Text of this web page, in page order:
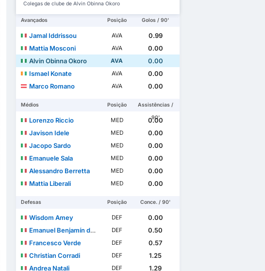
Colegas de clube de Alvin Obinna Okoro
Avançados Posição Golos / 90'
Jamal Iddrissou AVA
0.99
Mattia Mosconi
AVA
0.00
Alvin Obinna Okoro
AVA
0.00
Ismael Konate
AVA
0.00
Marco Romano
AVA 0.00
Médios Posição
Assistências /
90'
Lorenzo Riccio MED
0.00
Javison Idele
MED
0.00
Jacopo Sardo
MED
0.00
Emanuele Sala
MED
0.00
Alessandro Berretta
MED
0.00
Mattia Liberali
MED 0.00
Defesas Posição Conce. / 90'
Wisdom Amey DEF
0.00
Emanuel Benjamín de Santana Balbinot
DEF
0.50
Francesco Verde
DEF
0.57
Christian Corradi
DEF
1.25
Andrea Natali
DEF
1.29